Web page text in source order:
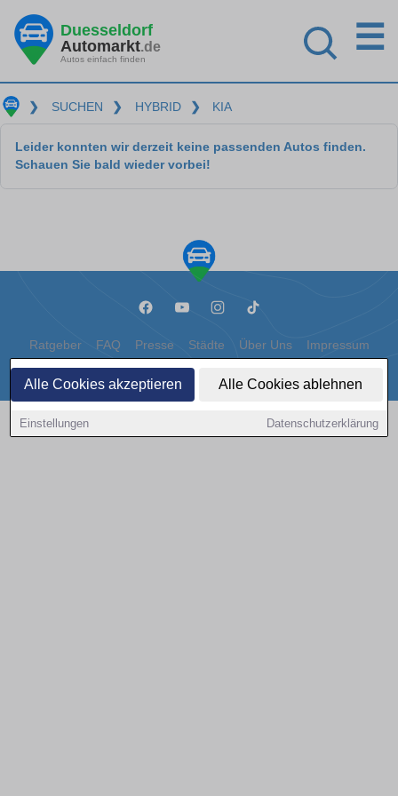
Alle Cookies akzeptieren Alle Cookies ablehnen
Einstellungen Datenschutzerklärung
Duesseldorf
Automarkt.de
Autos einfach finden
☰
❯ SUCHEN ❯ HYBRID ❯ KIA
Leider konnten wir derzeit keine passenden Autos finden.
Schauen Sie bald wieder vorbei!
Ratgeber FAQ Presse Städte Über Uns Impressum
Datenschutz Cookies
Copyright © 2000 - 2026 | 1A Infosysteme GmbH | Content by: 1a-sites-autos